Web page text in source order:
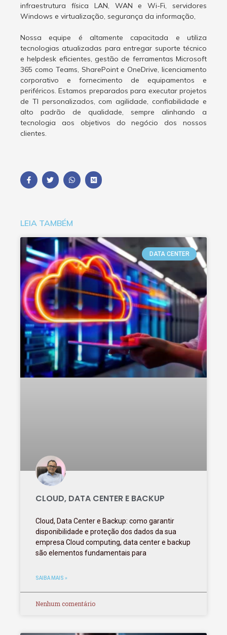
infraestrutura física LAN, WAN e Wi-Fi, servidores
Windows e virtualização, segurança da informação,
Nossa equipe é altamente capacitada e utiliza
tecnologias atualizadas para entregar suporte técnico
e helpdesk eficientes, gestão de ferramentas Microsoft
365 como Teams, SharePoint e OneDrive, licenciamento
corporativo e fornecimento de equipamentos e
periféricos. Estamos preparados para executar projetos
de TI personalizados, com agilidade, confiabilidade e
alto padrão de qualidade, sempre alinhando a
tecnologia aos objetivos do negócio dos nossos
clientes.
LEIA TAMBÉM
DATA CENTER
CLOUD, DATA CENTER E BACKUP
Cloud, Data Center e Backup: como garantir
disponibilidade e proteção dos dados da sua
empresa Cloud computing, data center e backup
são elementos fundamentais para
SAIBA MAIS »
Nenhum comentário